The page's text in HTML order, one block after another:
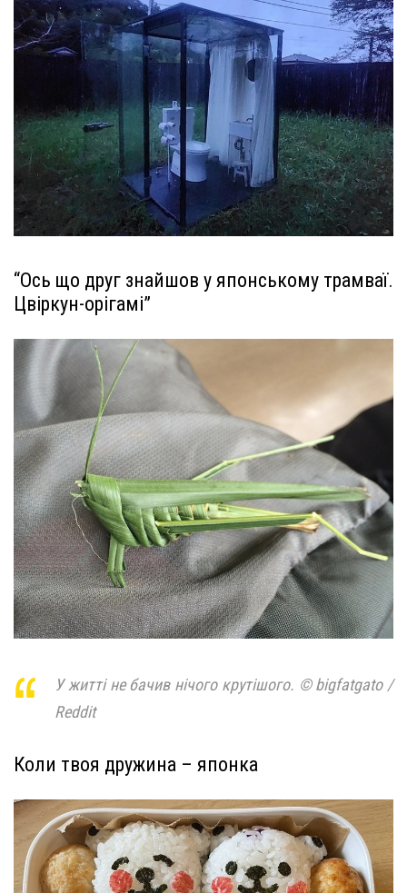
“Ось що друг знайшов у японському трамваї.
Цвіркун-орігамі”
У житті не бачив нічого крутішого. © bigfatgato /
Reddit
Коли твоя дружина – японка